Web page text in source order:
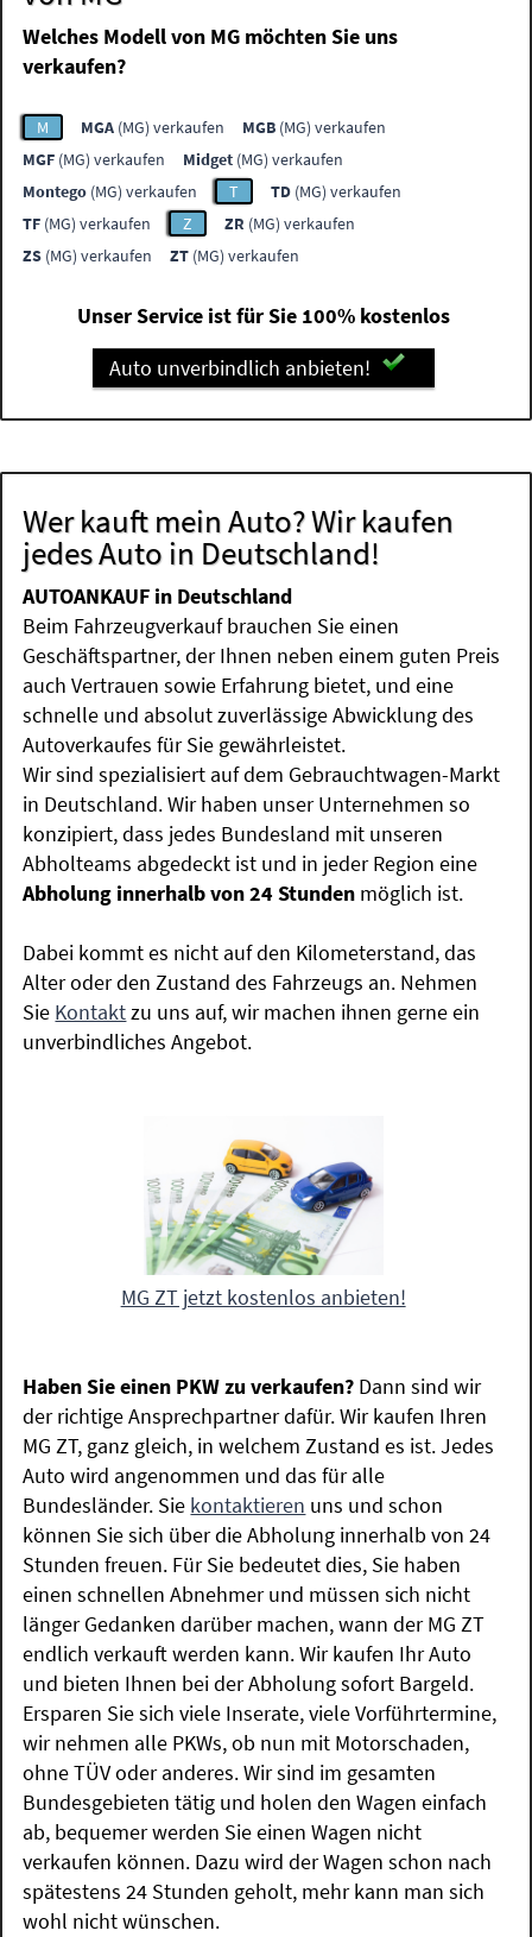
Welches Modell von MG möchten Sie uns
verkaufen?
M MGA (MG) verkaufen MGB (MG) verkaufen
MGF (MG) verkaufen Midget (MG) verkaufen
Montego (MG) verkaufen T TD (MG) verkaufen
TF (MG) verkaufen Z ZR (MG) verkaufen
ZS (MG) verkaufen ZT (MG) verkaufen
Unser Service ist für Sie 100% kostenlos
Auto unverbindlich anbieten!
Wer kauft mein Auto? Wir kaufen
jedes Auto in Deutschland!
AUTOANKAUF in Deutschland
Beim Fahrzeugverkauf brauchen Sie einen
Geschäftspartner, der Ihnen neben einem guten Preis
auch Vertrauen sowie Erfahrung bietet, und eine
schnelle und absolut zuverlässige Abwicklung des
Autoverkaufes für Sie gewährleistet.
Wir sind spezialisiert auf dem Gebrauchtwagen-Markt
in Deutschland. Wir haben unser Unternehmen so
konzipiert, dass jedes Bundesland mit unseren
Abholteams abgedeckt ist und in jeder Region eine
Abholung innerhalb von 24 Stunden möglich ist.
Dabei kommt es nicht auf den Kilometerstand, das
Alter oder den Zustand des Fahrzeugs an. Nehmen
Sie Kontaktzu uns auf, wir machen ihnen gerne ein
unverbindliches Angebot.
MG ZT jetzt kostenlos anbieten!
Haben Sie einen PKW zu verkaufen? Dann sind wir
der richtige Ansprechpartner dafür. Wir kaufen Ihren
MG ZT, ganz gleich, in welchem Zustand es ist. Jedes
Auto wird angenommen und das für alle
Bundesländer. Sie kontaktieren uns und schon
können Sie sich über die Abholung innerhalb von 24
Stunden freuen. Für Sie bedeutet dies, Sie haben
einen schnellen Abnehmer und müssen sich nicht
länger Gedanken darüber machen, wann der MG ZT
endlich verkauft werden kann. Wir kaufen Ihr Auto
und bieten Ihnen bei der Abholung sofort Bargeld.
Ersparen Sie sich viele Inserate, viele Vorführtermine,
wir nehmen alle PKWs, ob nun mit Motorschaden,
ohne TÜV oder anderes. Wir sind im gesamten
Bundesgebieten tätig und holen den Wagen einfach
ab, bequemer werden Sie einen Wagen nicht
verkaufen können. Dazu wird der Wagen schon nach
spätestens 24 Stunden geholt, mehr kann man sich
wohl nicht wünschen.